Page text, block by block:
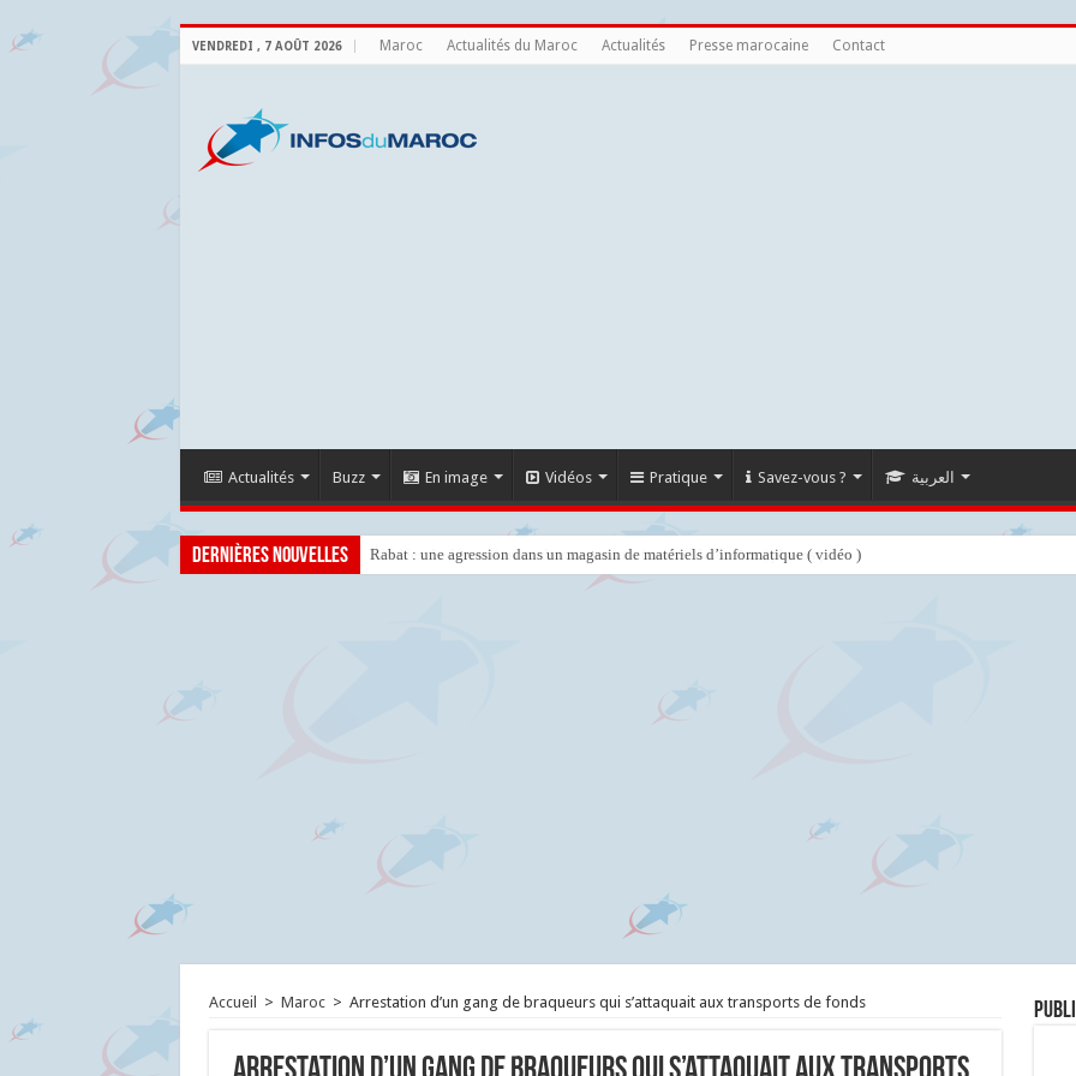
VENDREDI , 7 AOÛT 2026 Maroc Actualités du Maroc Actualités Presse marocaine Contact
Actualités Buzz En image Vidéos Pratique Savez-vous ? العربية
Dernières nouvelles Rabat : une agression dans un magasin de matériels d’informatique ( vidéo )
Accueil > Maroc > Arrestation d’un gang de braqueurs qui s’attaquait aux transports de fonds